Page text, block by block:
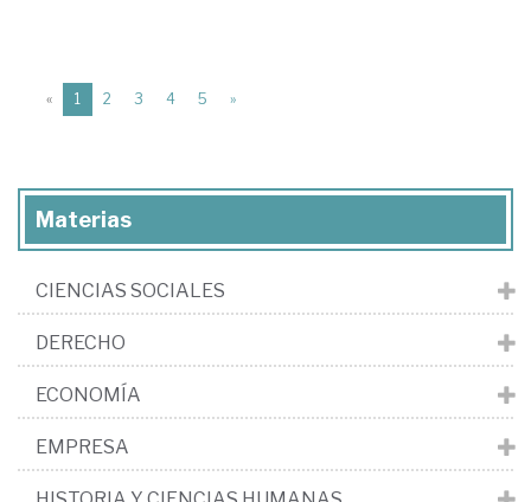
« 1 (current)
2 3 4 5 »
Materias
CIENCIAS SOCIALES
DERECHO
ECONOMÍA
EMPRESA